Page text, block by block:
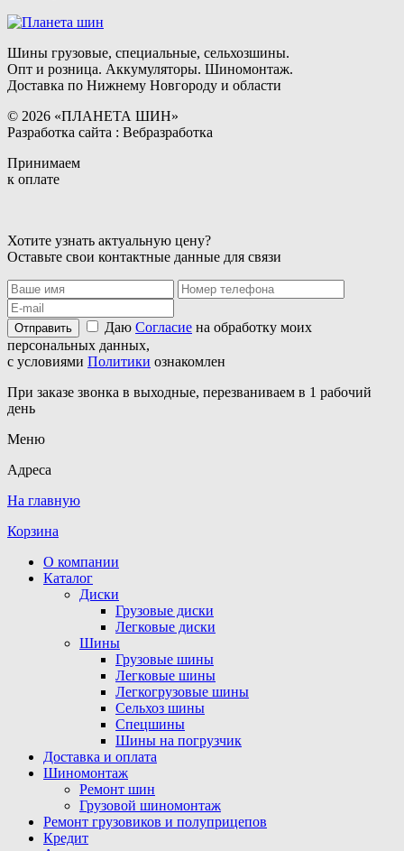
Шины грузовые, специальные, сельхозшины.
Опт и розница. Аккумуляторы. Шиномонтаж.
Доставка по Нижнему Новгороду и области
© 2026 «ПЛАНЕТА ШИН»
Разработка сайта : Вебразработка
Принимаем
к оплате
Хотите узнать актуальную цену?
Оставьте свои контактные данные для связи
Отправить Даю Согласие на обработку моих
персональных данных,
с условиями Политики ознакомлен
При заказе звонка в выходные, перезваниваем в 1 рабочий
день
Меню
Адреса
На главную
Корзина
О компании
Каталог
Диски
Грузовые диски
Легковые диски
Шины
Грузовые шины
Легковые шины
Легкогрузовые шины
Сельхоз шины
Спецшины
Шины на погрузчик
Доставка и оплата
Шиномонтаж
Ремонт шин
Грузовой шиномонтаж
Ремонт грузовиков и полуприцепов
Кредит